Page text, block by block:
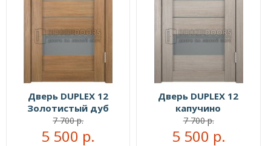
Дверь DUPLEX 12
Золотистый дуб
7 700 р.
5 500 р.
Дверь DUPLEX 12
капучино
7 700 р.
5 500 р.